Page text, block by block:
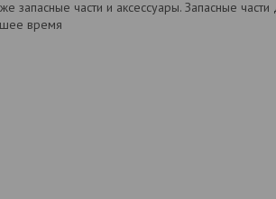
запасные части и аксессуары. Запасные
время